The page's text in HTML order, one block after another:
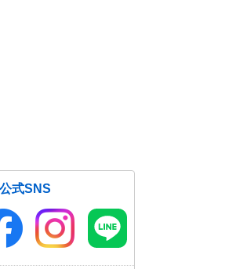
式SNS